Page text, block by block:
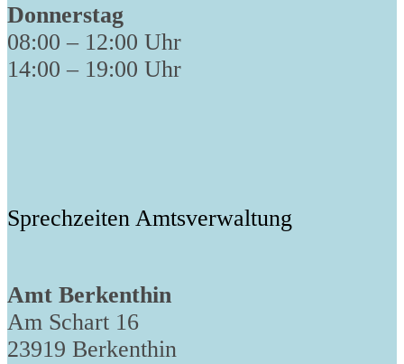
Donnerstag
08:00 – 12:00 Uhr
14:00 – 19:00 Uhr
Sprechzeiten Amtsverwaltung
Amt Berkenthin
Am Schart 16
23919 Berkenthin